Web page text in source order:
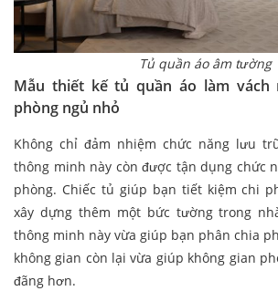
Tủ quần áo âm tường
Mẫu thiết kế tủ quần áo làm vách
phòng ngủ nhỏ
Không chỉ đảm nhiệm chức năng lưu
thông minh này còn được tận dụng chức
phòng. Chiếc tủ giúp bạn tiết kiệm chi
xây dựng thêm một bức tường trong
thông minh này vừa giúp bạn phân chia
không gian còn lại vừa giúp không gian
đãng hơn.